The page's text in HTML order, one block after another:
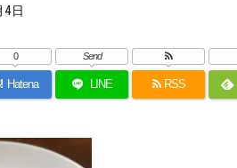
4日
Hatena
0
LINE
Send
RSS